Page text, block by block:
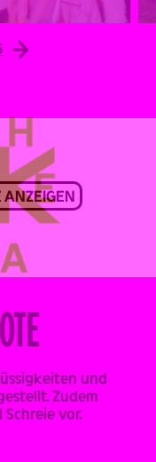
→
ANZEIGEN
und
Zudem
vor.